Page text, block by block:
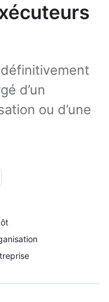
d’un
ou d’une